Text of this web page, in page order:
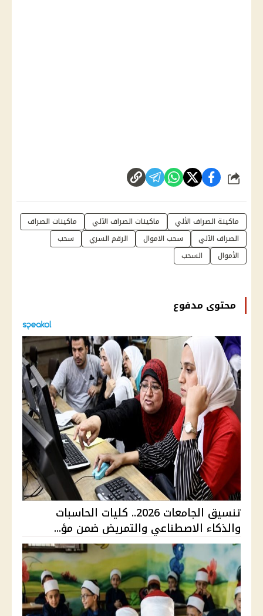
شارك
ماكينة الصراف الألي ماكينات الصراف الآلي
ماكينات الصراف
الصراف الآلي
سحب الاموال الرقم السري
سحب
الأموال
السحب
محتوى مدفوع
تنسيق الجامعات 2026.. كليات الحاسبات
والذكاء الاصطناعي والتمريض ضمن مؤ...